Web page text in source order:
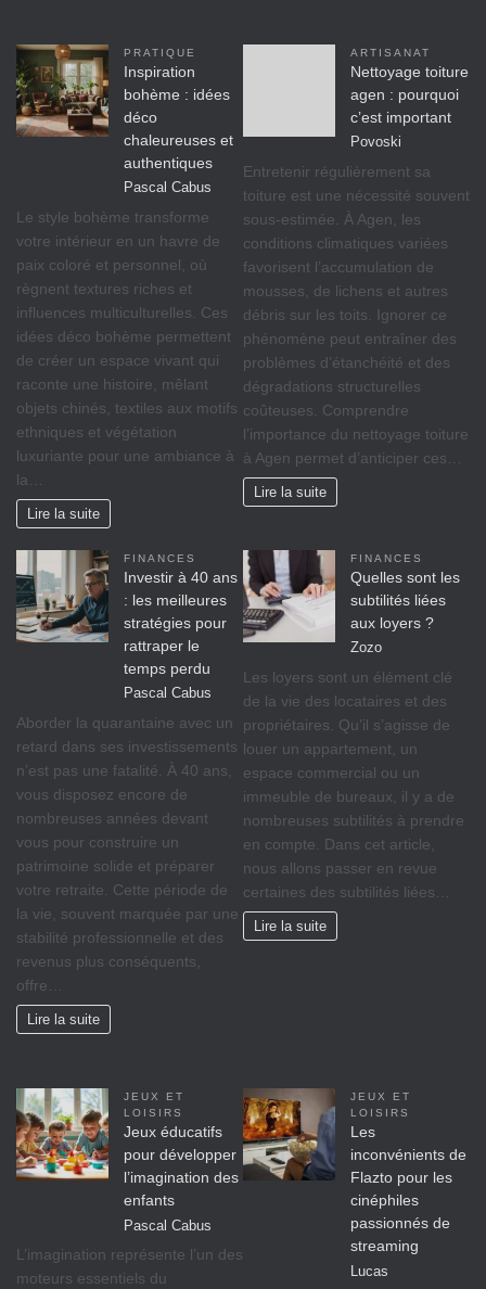
PRATIQUE
Inspiration
bohème : idées
déco
chaleureuses et
authentiques
Pascal Cabus
Le style bohème transforme
votre intérieur en un havre de
paix coloré et personnel, où
règnent textures riches et
influences multiculturelles. Ces
idées déco bohème permettent
de créer un espace vivant qui
raconte une histoire, mêlant
objets chinés, textiles aux motifs
ethniques et végétation
luxuriante pour une ambiance à
la…
Lire la suite
ARTISANAT
Nettoyage toiture
agen : pourquoi
c’est important
Povoski
Entretenir régulièrement sa
toiture est une nécessité souvent
sous-estimée. À Agen, les
conditions climatiques variées
favorisent l’accumulation de
mousses, de lichens et autres
débris sur les toits. Ignorer ce
phénomène peut entraîner des
problèmes d’étanchéité et des
dégradations structurelles
coûteuses. Comprendre
l’importance du nettoyage toiture
à Agen permet d’anticiper ces…
Lire la suite
FINANCES
Investir à 40 ans
: les meilleures
stratégies pour
rattraper le
temps perdu
Pascal Cabus
Aborder la quarantaine avec un
retard dans ses investissements
n’est pas une fatalité. À 40 ans,
vous disposez encore de
nombreuses années devant
vous pour construire un
patrimoine solide et préparer
votre retraite. Cette période de
la vie, souvent marquée par une
stabilité professionnelle et des
revenus plus conséquents,
offre…
Lire la suite
FINANCES
Quelles sont les
subtilités liées
aux loyers ?
Zozo
Les loyers sont un élément clé
de la vie des locataires et des
propriétaires. Qu’il s’agisse de
louer un appartement, un
espace commercial ou un
immeuble de bureaux, il y a de
nombreuses subtilités à prendre
en compte. Dans cet article,
nous allons passer en revue
certaines des subtilités liées…
Lire la suite
JEUX ET
LOISIRS
Jeux éducatifs
pour développer
l’imagination des
enfants
Pascal Cabus
L’imagination représente l’un des
moteurs essentiels du
JEUX ET
LOISIRS
Les
inconvénients de
Flazto pour les
cinéphiles
passionnés de
streaming
Lucas